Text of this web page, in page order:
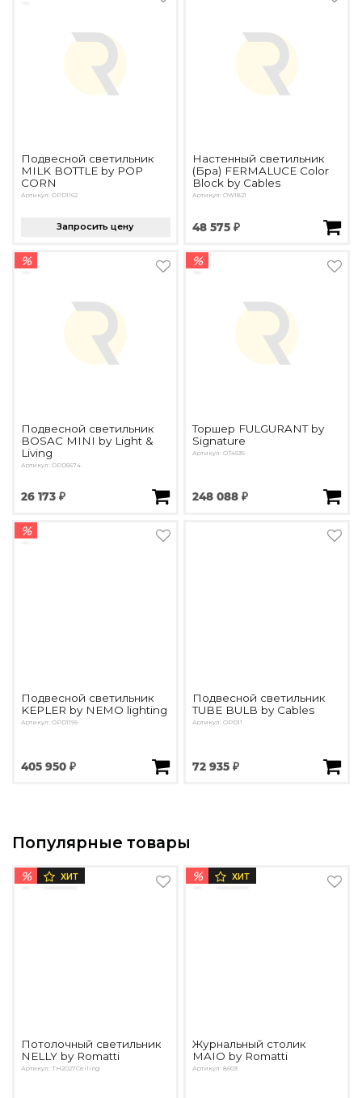
Подвесной светильник
MILK BOTTLE by POP
CORN
Артикул: OPD1162
Запросить цену
Настенный светильник
(Бра) FERMALUCE Color
Block by Cables
Артикул: OW1821
48 575 ₽
%
Подвесной светильник
BOSAC MINI by Light &
Living
Артикул: OPD5674
26 173 ₽
%
Торшер FULGURANT by
Signature
Артикул: OT4536
248 088 ₽
%
Подвесной светильник
KEPLER by NEMO lighting
Артикул: OPD1199
405 950 ₽
Подвесной светильник
TUBE BULB by Cables
Артикул: OPD11
72 935 ₽
Популярные товары
% ХИТ
Потолочный светильник
NELLY by Romatti
Артикул: TH2027Ceiling
% ХИТ
Журнальный столик
MAIO by Romatti
Артикул: 8603